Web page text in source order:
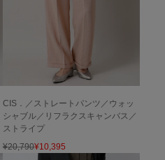
CIS．／ストレートパンツ／ウォッ
シャブル／リフラクスキャンバス／
ストライプ
¥20,790¥10,395